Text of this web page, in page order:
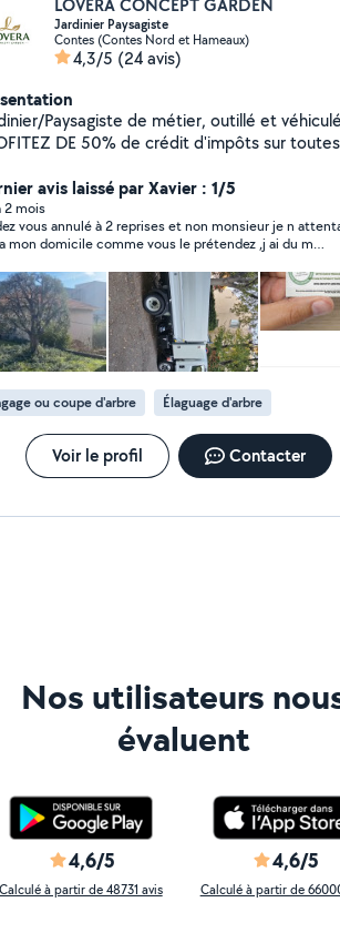
LOVERA CONCEPT GARDEN
Jardinier Paysagiste
Contes (Contes Nord et Hameaux)
4,3/5 (24 avis)
Paysagiste de métier, outillé et
DE 50% de crédit d'impôts sur
jardins. Tonte, taille, élagage, debroussaillage,
... Entretien complet et Création
Http://www.lovera-jardins-piscines . Com
à votre disposition pour tout
73 46 Cdt, Lovera
avis laissé par Xavier : 1/5
2 mois
vous annulé à 2 reprises et non monsieur je n
mon domicile comme vous le prétendez ,j ai du m
ce n est pas la premiere fois que vous n
pas vous rendez vous et que vous n acceptez pas
cdt
ou coupe d'arbre Élaguage d'arbre
Voir le profil Contacter
Nos utilisateurs
évaluent
4,6/5
Calculé à partir de 48731 avis
4,6/5
Calculé à partir de